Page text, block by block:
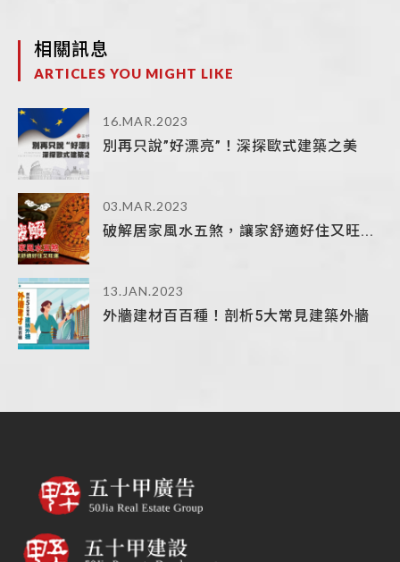
相關訊息
ARTICLES YOU MIGHT LIKE
16.MAR.2023
別再只說”好漂亮”！深探歐式建築之美
03.MAR.2023
破解居家風水五煞，讓家舒適好住又旺...
13.JAN.2023
外牆建材百百種！剖析5大常見建築外牆